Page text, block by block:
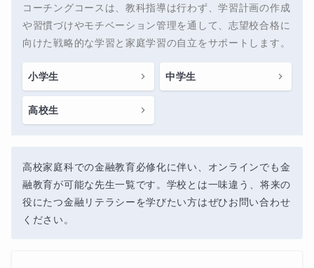
コーチングコースは、教科指導は行わず、学習計画の作成
や習慣づけやモチベーション管理を通して、志望校合格に
向けた戦略的な学習と家庭学習の自立をサポートします。
小学生 中学生
高校生
高校家庭科での金融教育必修化に伴い、オンラインでも金
融教育が可能な先生一覧です。学校とは一味違う、将来の
役にたつ金融リテラシーを学びたい方はぜひお問い合わせ
ください。